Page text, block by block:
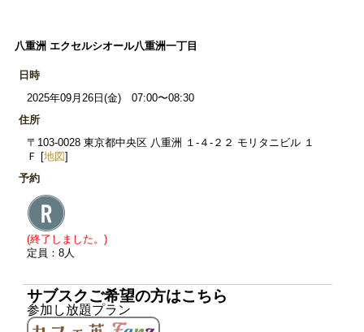
八重洲 エクセルシオール八重洲一丁目
日時
2025年09月26日(金) 07:00〜08:30
住所
〒103-0028 東京都中央区 八重洲 １‐４‐２２ モリタニビル １
Ｆ [地図]
予約
(終了しました。)
定員：8人
サブスクご希望の方はこちら
参加し放題プラン